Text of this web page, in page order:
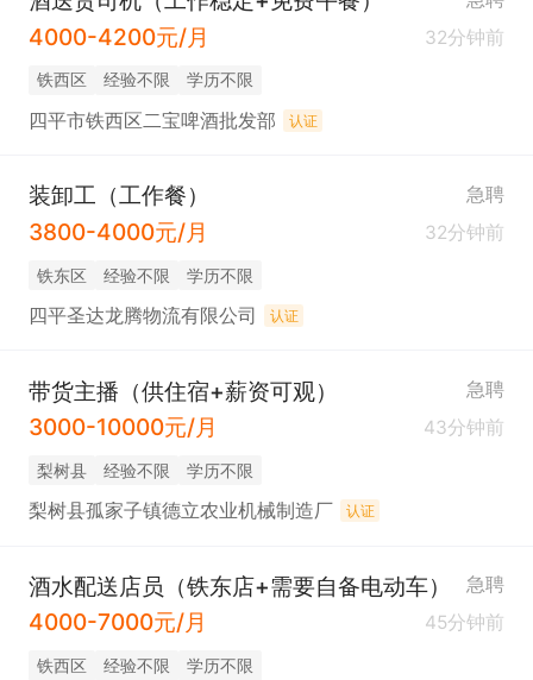
4000-4200元/月 32分钟前
铁西区 经验不限 学历不限
四平市铁西区二宝啤酒批发部 认证
装卸工（工作餐） 急聘
3800-4000元/月 32分钟前
铁东区 经验不限 学历不限
四平圣达龙腾物流有限公司 认证
带货主播（供住宿+薪资可观） 急聘
3000-10000元/月 43分钟前
梨树县 经验不限 学历不限
梨树县孤家子镇德立农业机械制造厂 认证
酒水配送店员（铁东店+需要自备电动车） 急聘
4000-7000元/月 45分钟前
铁西区 经验不限 学历不限